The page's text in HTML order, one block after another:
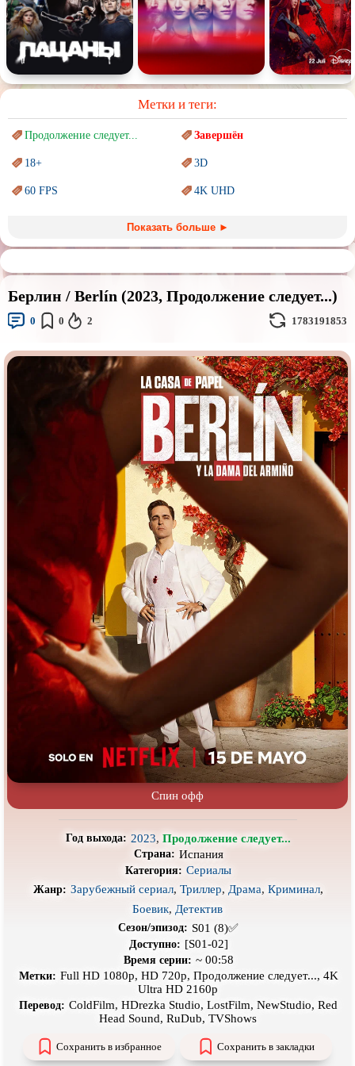
Метки и теги:
Продолжение следует... Завершён
18+ 3D
60 FPS 4K UHD
Marvel PIXAR
Sci-Fi (Научнаяфантастика) Trash (трэш) movies
Авангард иСюрреализм Ангелы и Демоны
Аниме
Врачи Гении
Индийское кино
Киберпанк Коллекция
Маги и Волшебники
Новогодние
Гоблина ПереводКубик в Кубе
ПереводКураж-Бамбей Пеплум
Подростковая жестокость Постапокалипсис
Призраки Про акул
Про апокалипсис
Про богатых
Про ведьм Про викингов
Про гангстеров
Про гонки Про деревню
Про динозавров Про драконов
Про животных Про зомби
Про инопланетян
Про корабли и подводные
лодки
Про любовь
Про маньяков и Про мафию
Про пиратов
Про путешествия
Про рыцарей
Про самолёты Про собак
Про снайперов Про супергероев
Показать больше ►
Берлин / Berlín (2023, Продолжение следует...)
0 0 2 1783191853
Спин офф
Год выхода: 2023, Продолжение следует...
Страна: Испания
Категория: Сериалы
Жанр: Зарубежный сериал, Триллер, Драма, Криминал,
Боевик, Детектив
Сезон/эпизод: S01 (8)✅
Доступно: [S01-02]
Время серии: ~ 00:58
Метки: Full HD 1080p, HD 720p, Продолжение следует..., 4K
Ultra HD 2160p
Перевод: ColdFilm, HDrezka Studio, LostFilm, NewStudio, Red
Head Sound, RuDub, TVShows
Сохранить в избранное Сохранить в закладки